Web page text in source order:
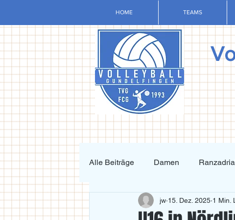
HOME TEAMS
Alle Beiträge Damen
Krafttraining und Vorbereitung
jw 15. Dez. 2025 1 Min.